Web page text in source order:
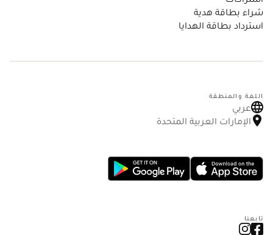
شراء بطاقة هدية
استرداد بطاقة الهدايا
اللغة والمنطقة
عربي
الإمارات العربية المتحدة
تابعنا